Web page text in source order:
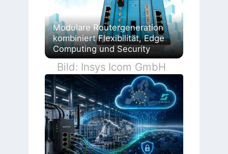
Modulare Routergeneration
kombiniert Flexibilität, Edge
Computing und Security
Bild: Insys Icom GmbH